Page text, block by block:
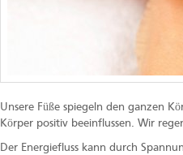
Unsere Füße spiegeln den ganzen
Körper positiv beeinflussen. Wir
Der Energiefluss kann durch